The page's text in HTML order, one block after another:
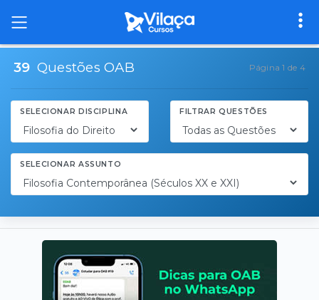
39 Questões OAB Página 1 de 4
SELECIONAR DISCIPLINA FILTRAR QUESTÕES
SELECIONAR ASSUNTO